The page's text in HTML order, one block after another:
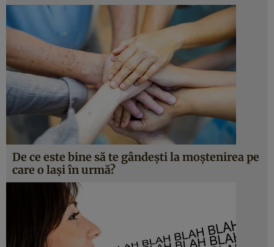
De ce este bine să te gândești la moștenirea pe
care o lași în urmă?